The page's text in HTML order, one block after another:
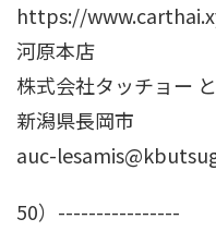
https://
河原本店
株式会社タッチョー
新潟県長岡市
auc-
50）----------------